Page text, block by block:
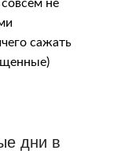
не
сажать
дни в